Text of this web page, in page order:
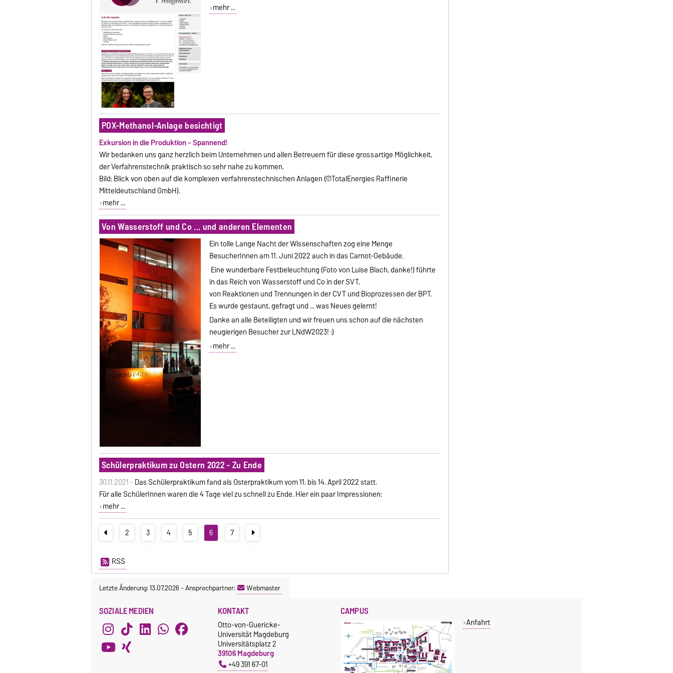
mehr ...
POX-Methanol-Anlage besichtigt
Exkursion in die Produktion -Spannend!
Wir bedanken uns ganz herzlich beim Unternehmen und allen Betreuern für diese grossartige Möglichkeit,
der Verfahrenstechnik praktisch so sehr nahe zu kommen.
Bild: Blick von oben auf die komplexen verfahrenstechnischen Anlagen (©TotalEnergiesRaffinerie
Mitteldeutschland GmbH).
mehr ...
Von Wasserstoff und Co ... und anderen Elementen
Ein tolle Lange Nacht der Wissenschaften zog eine Menge
BesucherInnen am 11. Juni 2022 auch in das Carnot-Gebäude.
Eine wunderbare Festbeleuchtung (Foto von Luise Blach, danke!) führte
in das Reich von Wasserstoff und Co in der SVT,
von Reaktionen und Trennungen in der CVT und Bioprozessen der BPT.
Es wurde gestaunt, gefragt und ... was Neues gelernt!
Danke an alle Beteiligten und wir freuen uns schon auf die nächsten
neugierigen Besucher zur LNdW2023! :)
mehr ...
Schülerpraktikum zu Ostern 2022 - Zu Ende
30.11.2021 -Das Schülerpraktikum fand als Osterpraktikum vom 11. bis 14. April 2022 statt.
Für alle SchülerInnen waren die 4 Tage viel zu schnell zu Ende. Hier ein paar Impressionen:
mehr ...
2 3 4 5 6 7
RSS
Letzte Änderung: 13.07.2026-Ansprechpartner: Webmaster
SOZIALE MEDIEN KONTAKT
Otto-von-Guericke-
Universität Magdeburg
Universitätsplatz 2
39106 Magdeburg
+49 391 67-01
CAMPUS
Anfahrt